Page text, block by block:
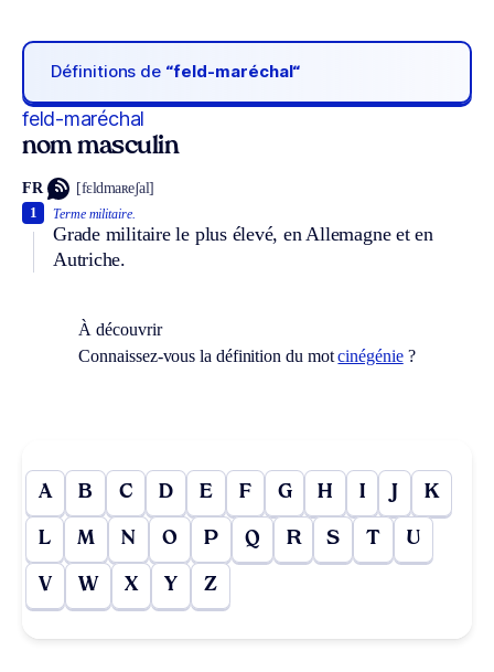
Définitions de “feld-maréchal“
feld-maréchal
nom masculin
FR [fɛldmaʀeʃal]
Terme militaire.
Grade militaire le plus élevé, en Allemagne et en
Autriche.
1
À découvrir
Connaissez-vous la définition du motcinégénie?
A B C D E F G H I J K
L M N O P Q R S T U
V W X Y Z